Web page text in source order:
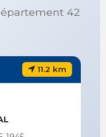
42
11.2 km